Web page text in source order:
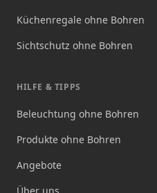
Küchenregale ohne Bohren
Sichtschutz ohne Bohren
HILFE & TIPPS
Beleuchtung ohne Bohren
Produkte ohne Bohren
Angebote